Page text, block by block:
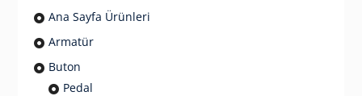
Ana Sayfa Ürünleri
Armatür
Buton
Pedal